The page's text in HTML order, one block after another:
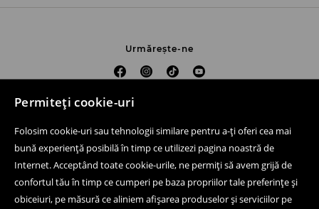
Permiteți cookie-uri
Folosim cookie-uri sau tehnologii similare pentru a-ți oferi cea mai
bună experiență posibilă în timp ce utilizezi pagina noastră de
Internet. Acceptând toate cookie-urile, ne permiți să avem grijă de
confortul tău în timp ce cumperi pe baza propriilor tale preferințe și
obiceiuri, pe măsură ce aliniem afișarea produselor și serviciilor pe
Urmărește-ne
Ajutor și contact
Cumpără online
Magazine fizice
Aspecte juridice